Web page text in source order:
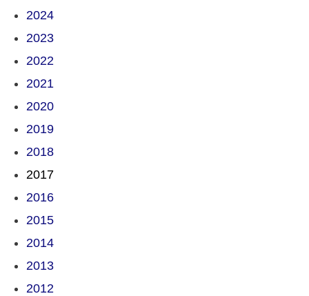
2024
2023
2022
2021
2020
2019
2018
2017
2016
2015
2014
2013
2012